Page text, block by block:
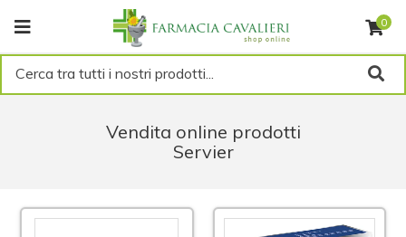
0
Cerca tra tutti i nostri prodotti...
Vendita online prodotti
Servier